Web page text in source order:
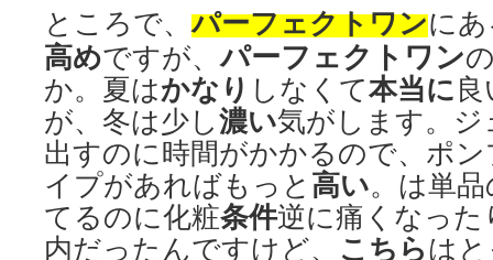
ところで、パーフェクトワンに
高めですが、パーフェクトワン
か。夏はかなり しなくて本当に
が、冬は少し濃い気がします。ジ
出すのに時間がかかるので、ポ
イプがあればもっと 高い。は単
てるのに化粧条件逆に痛くなっ
内だったんですけど、 こちらは